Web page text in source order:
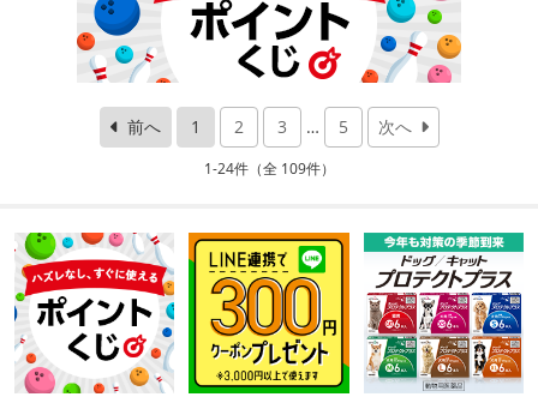
前へ 1 2 3 … 5 次へ
1-24件（全 109件）